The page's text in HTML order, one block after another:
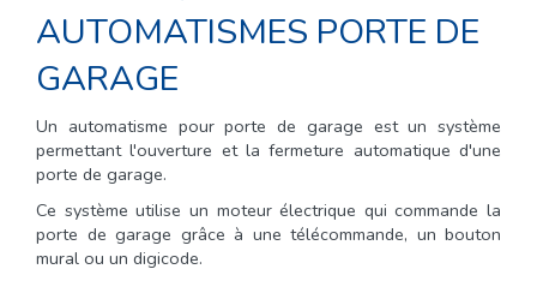
AUTOMATISMES PORTE DE
GARAGE
Un automatisme pour porte de garage est un système
permettant l'ouverture et la fermeture automatique d'une
porte de garage.
Ce système utilise un moteur électrique qui commande la
porte de garage grâce à une télécommande, un bouton
mural ou un digicode.